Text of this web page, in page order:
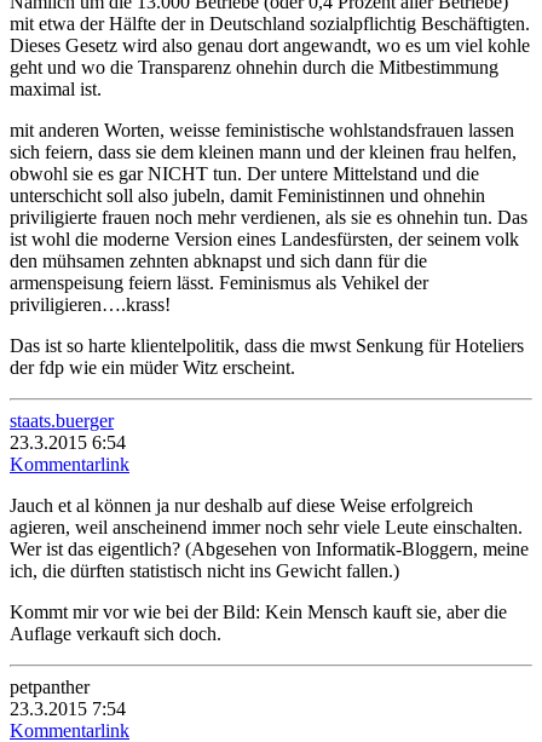
mit etwa der Hälfte der in Deutschland sozialpflichtig Beschäftigten.
Dieses Gesetz wird also genau dort angewandt, wo es um viel kohle
geht und wo die Transparenz ohnehin durch die Mitbestimmung
maximal ist.
mit anderen Worten, weisse feministische wohlstandsfrauen lassen
sich feiern, dass sie dem kleinen mann und der kleinen frau helfen,
obwohl sie es gar NICHT tun. Der untere Mittelstand und die
unterschicht soll also jubeln, damit Feministinnen und ohnehin
priviligierte frauen noch mehr verdienen, als sie es ohnehin tun. Das
ist wohl die moderne Version eines Landesfürsten, der seinem volk
den mühsamen zehnten abknapst und sich dann für die
armenspeisung feiern lässt. Feminismus als Vehikel der
priviligieren….krass!
Das ist so harte klientelpolitik, dass die mwst Senkung für Hoteliers
der fdp wie ein müder Witz erscheint.
staats.buerger
23.3.2015 6:54
Kommentarlink
Jauch et al können ja nur deshalb auf diese Weise erfolgreich
agieren, weil anscheinend immer noch sehr viele Leute einschalten.
Wer ist das eigentlich? (Abgesehen von Informatik-Bloggern, meine
ich, die dürften statistisch nicht ins Gewicht fallen.)
Kommt mir vor wie bei der Bild: Kein Mensch kauft sie, aber die
Auflage verkauft sich doch.
petpanther
23.3.2015 7:54
Kommentarlink